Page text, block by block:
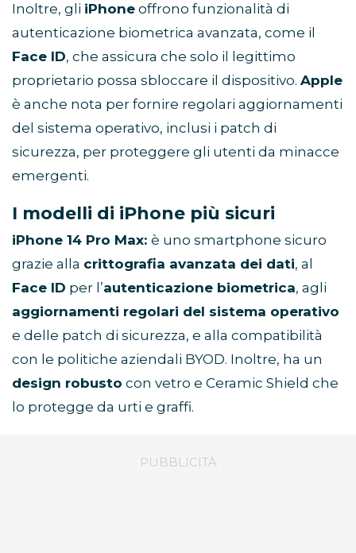
Inoltre, gli iPhone offrono funzionalità di
autenticazione biometrica avanzata, come il
Face ID, che assicura che solo il legittimo
proprietario possa sbloccare il dispositivo. Apple
è anche nota per fornire regolari aggiornamenti
del sistema operativo, inclusi i patch di
sicurezza, per proteggere gli utenti da minacce
emergenti.
I modelli di iPhone più sicuri
iPhone 14 Pro Max: è uno smartphone sicuro
grazie alla crittografia avanzata dei dati, al
Face ID per l’autenticazione biometrica, agli
aggiornamenti regolari del sistema operativo
e delle patch di sicurezza, e alla compatibilità
con le politiche aziendali BYOD. Inoltre, ha un
design robusto con vetro e Ceramic Shield che
lo protegge da urti e graffi.